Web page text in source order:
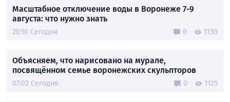
Масштабное отключение воды в Воронеже 7-9
августа: что нужно знать
20:10 Сегодня 0 1130
Объясняем, что нарисовано на мурале,
посвящённом семье воронежских скульпторов
07:02 Сегодня 0 1125